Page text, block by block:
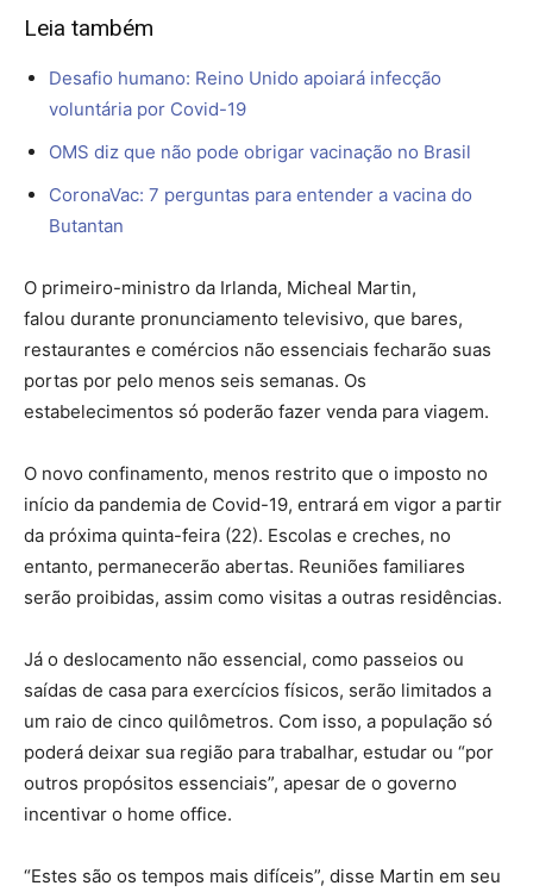
Leia também
Desafio humano: Reino Unido apoiará infecção
voluntária por Covid-19
OMS diz que não pode obrigar vacinação no Brasil
CoronaVac: 7 perguntas para entender a vacina do
Butantan
O primeiro-ministro da Irlanda, Micheal Martin,
falou durante pronunciamento televisivo, que bares,
restaurantes e comércios não essenciais fecharão suas
portas por pelo menos seis semanas. Os
estabelecimentos só poderão fazer venda para viagem.
O novo confinamento, menos restrito que o imposto no
início da pandemia de Covid-19, entrará em vigor a partir
da próxima quinta-feira (22). Escolas e creches, no
entanto, permanecerão abertas. Reuniões familiares
serão proibidas, assim como visitas a outras residências.
Já o deslocamento não essencial, como passeios ou
saídas de casa para exercícios físicos, serão limitados a
um raio de cinco quilômetros. Com isso, a população só
poderá deixar sua região para trabalhar, estudar ou “por
outros propósitos essenciais”, apesar de o governo
incentivar o home office.
“Estes são os tempos mais difíceis”, disse Martin em seu